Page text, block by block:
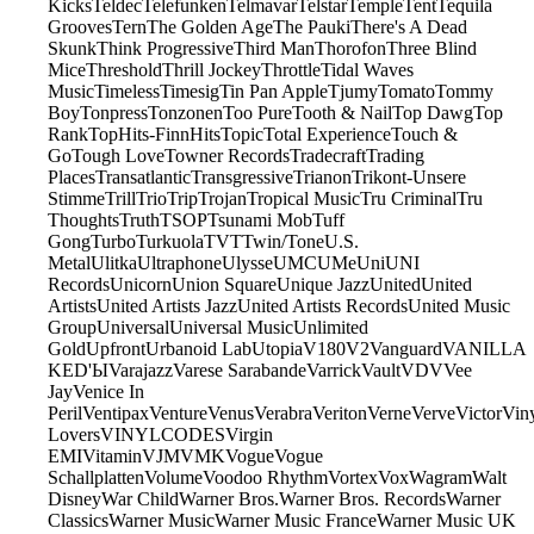
KicksTeldecTelefunkenTelmavarTelstarTempleTentTequila
GroovesTernThe Golden AgeThe PaukiThere's A Dead
SkunkThink ProgressiveThird ManThorofonThree Blind
MiceThresholdThrill JockeyThrottleTidal Waves
MusicTimelessTimesigTin Pan AppleTjumyTomatoTommy
BoyTonpressTonzonenToo PureTooth & NailTop DawgTop
RankTopHits-FinnHitsTopicTotal ExperienceTouch &
GoTough LoveTowner RecordsTradecraftTrading
PlacesTransatlanticTransgressiveTrianonTrikont-Unsere
StimmeTrillTrioTripTrojanTropical MusicTru CriminalTru
ThoughtsTruthTSOPTsunami MobTuff
GongTurboTurkuolaTVTTwin/ToneU.S.
MetalUlitkaUltraphoneUlysseUMCUMeUniUNI
RecordsUnicornUnion SquareUnique JazzUnitedUnited
ArtistsUnited Artists JazzUnited Artists RecordsUnited Music
GroupUniversalUniversal MusicUnlimited
GoldUpfrontUrbanoid LabUtopiaV180V2VanguardVANILLA
KED'ЫVarajazzVarese SarabandeVarrickVaultVDVVee
JayVenice In
PerilVentipaxVentureVenusVerabraVeritonVerneVerveVictor
LoversVINYLCODESVirgin
EMIVitaminVJMVMKVogueVogue
SchallplattenVolumeVoodoo RhythmVortexVoxWagramWalt
DisneyWar ChildWarner Bros.Warner Bros. RecordsWarner
ClassicsWarner MusicWarner Music FranceWarner Music UK